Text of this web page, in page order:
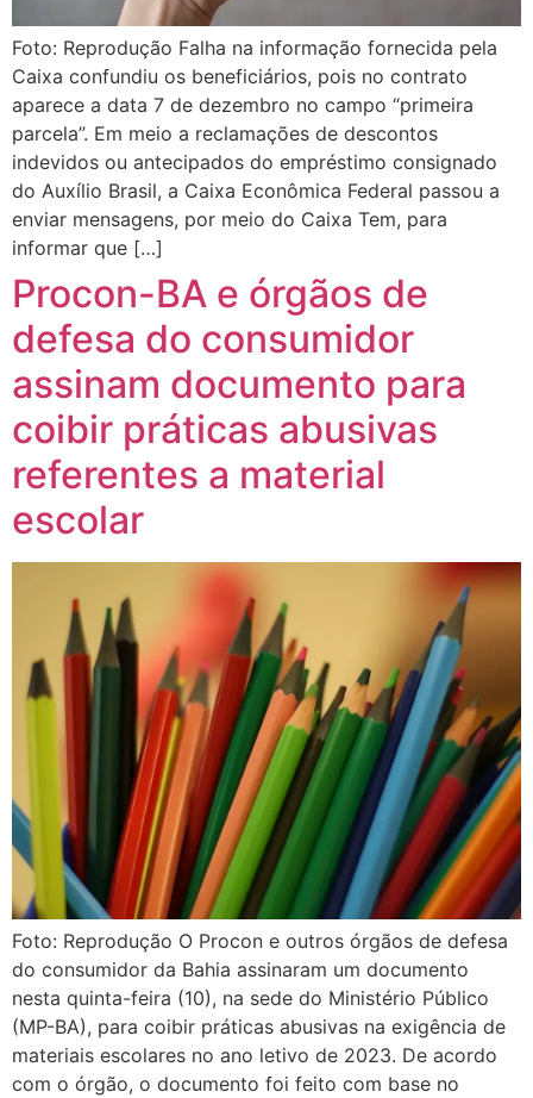
Foto: Reprodução Falha na informação fornecida pela
Caixa confundiu os beneficiários, pois no contrato
aparece a data 7 de dezembro no campo “primeira
parcela”. Em meio a reclamações de descontos
indevidos ou antecipados do empréstimo consignado
do Auxílio Brasil, a Caixa Econômica Federal passou a
enviar mensagens, por meio do Caixa Tem, para
informar que […]
Procon-BA e órgãos de
defesa do consumidor
assinam documento para
coibir práticas abusivas
referentes a material
escolar
Foto: Reprodução O Procon e outros órgãos de defesa
do consumidor da Bahia assinaram um documento
nesta quinta-feira (10), na sede do Ministério Público
(MP-BA), para coibir práticas abusivas na exigência de
materiais escolares no ano letivo de 2023. De acordo
com o órgão, o documento foi feito com base no